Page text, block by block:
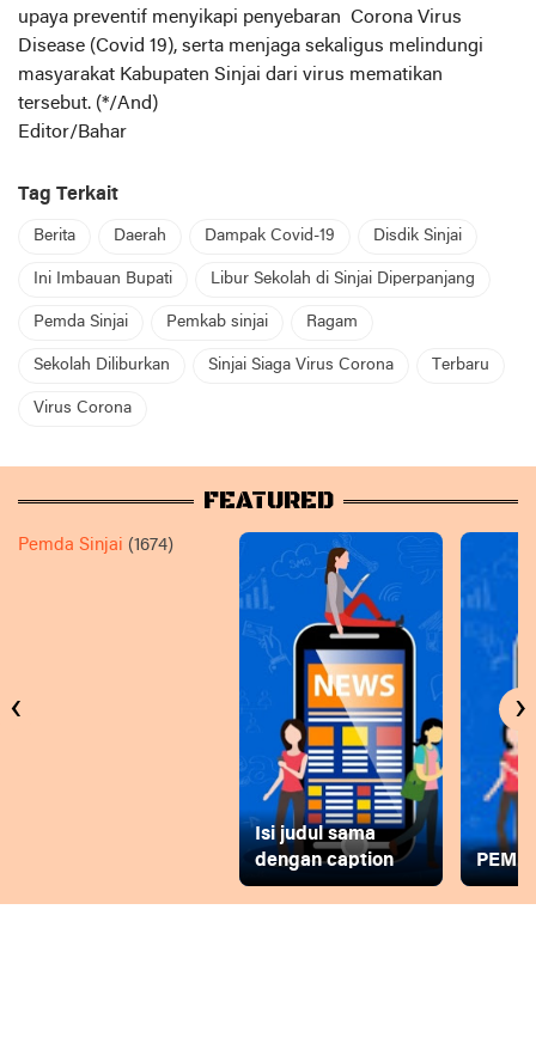
upaya preventif menyikapi penyebaran Corona Virus
Disease (Covid 19), serta menjaga sekaligus melindungi
masyarakat Kabupaten Sinjai dari virus mematikan
tersebut. (*/And)
Editor/Bahar
Tag Terkait
Berita Daerah Dampak Covid-19 Disdik Sinjai
Ini Imbauan Bupati Libur Sekolah di Sinjai Diperpanjang
Pemda Sinjai Pemkab sinjai Ragam
Sekolah Diliburkan Sinjai Siaga Virus Corona Terbaru
Virus Corona
FEATURED
Pemda Sinjai (1674)
Isi judul sama
dengan caption
‹ ›